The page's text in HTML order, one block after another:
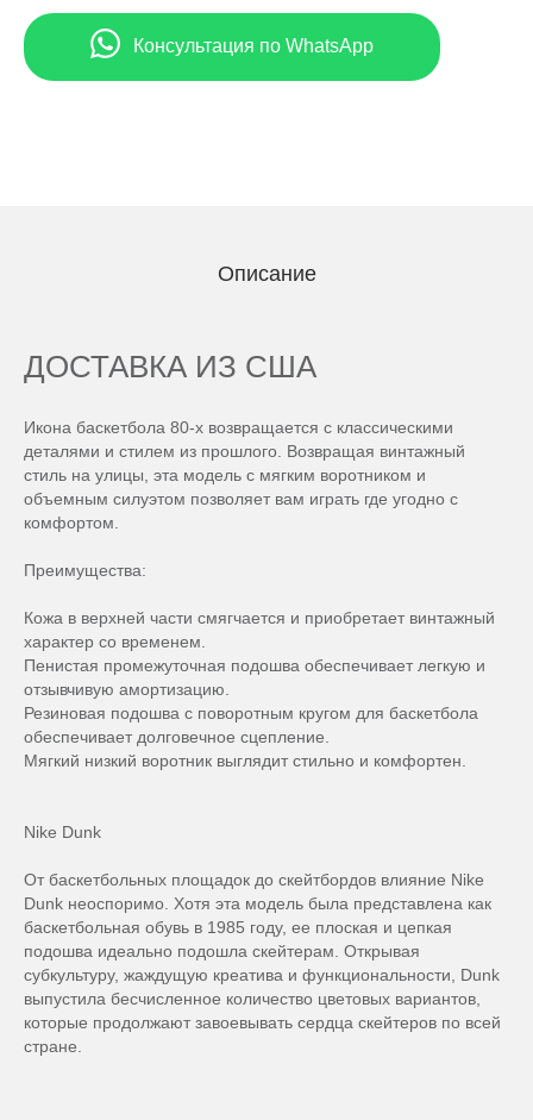
Консультация по WhatsApp
Описание
ДОСТАВКА ИЗ США
Икона баскетбола 80-х возвращается с классическими
деталями и стилем из прошлого. Возвращая винтажный
стиль на улицы, эта модель с мягким воротником и
объемным силуэтом позволяет вам играть где угодно с
комфортом.
Преимущества:
Кожа в верхней части смягчается и приобретает винтажный
характер со временем.
Пенистая промежуточная подошва обеспечивает легкую и
отзывчивую амортизацию.
Резиновая подошва с поворотным кругом для баскетбола
обеспечивает долговечное сцепление.
Мягкий низкий воротник выглядит стильно и комфортен.
Nike Dunk
От баскетбольных площадок до скейтбордов влияние Nike
Dunk неоспоримо. Хотя эта модель была представлена как
баскетбольная обувь в 1985 году, ее плоская и цепкая
подошва идеально подошла скейтерам. Открывая
субкультуру, жаждущую креатива и функциональности, Dunk
выпустила бесчисленное количество цветовых вариантов,
которые продолжают завоевывать сердца скейтеров по всей
стране.